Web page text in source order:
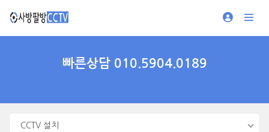
빠른상담 010.5904.0189
CCTV 설치